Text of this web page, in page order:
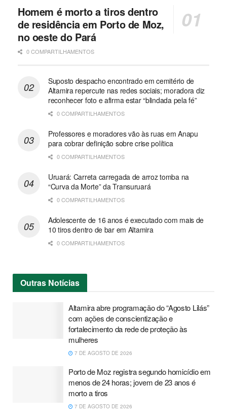
Homem é morto a tiros dentro
de residência em Porto de Moz,
no oeste do Pará
0 COMPARTILHAMENTOS
Suposto despacho encontrado em cemitério de
Altamira repercute nas redes sociais; moradora diz
reconhecer foto e afirma estar “blindada pela fé”
0 COMPARTILHAMENTOS
Professores e moradores vão às ruas em Anapu
para cobrar definição sobre crise política
0 COMPARTILHAMENTOS
Uruará: Carreta carregada de arroz tomba na
“Curva da Morte” da Transuruará
0 COMPARTILHAMENTOS
Adolescente de 16 anos é executado com mais de
10 tiros dentro de bar em Altamira
0 COMPARTILHAMENTOS
Outras Notícias
Altamira abre programação do “Agosto Lilás”
com ações de conscientização e
fortalecimento da rede de proteção às
mulheres
7 DE AGOSTO DE 2026
Porto de Moz registra segundo homicídio em
menos de 24 horas; jovem de 23 anos é
morto a tiros
7 DE AGOSTO DE 2026